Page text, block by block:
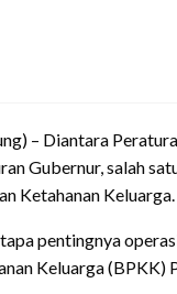
– Diantara
Gubernur, salah
Ketahanan Keluarga.
pentingnya
Keluarga